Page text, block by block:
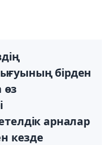
бірден
өз
арналар
кезде